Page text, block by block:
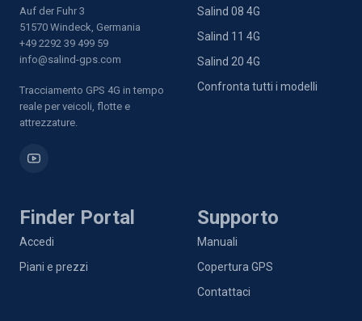
Auf der Fuhr 3
51570 Windeck, Germania
+49 2292 39 499 59
info@salind-gps.com
Tracciamento GPS 4G in tempo
reale per veicoli, flotte e
attrezzature.
Salind 08 4G
Salind 11 4G
Salind 20 4G
Confronta tutti i modelli
Finder Portal
Accedi
Piani e prezzi
Supporto
Manuali
Copertura GPS
Contattaci